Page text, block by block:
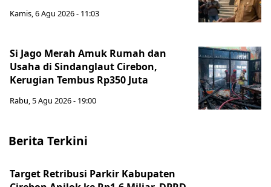
Kamis, 6 Agu 2026 - 11:03
Si Jago Merah Amuk Rumah dan
Usaha di Sindanglaut Cirebon,
Kerugian Tembus Rp350 Juta
Rabu, 5 Agu 2026 - 19:00
Berita Terkini
Target Retribusi Parkir Kabupaten